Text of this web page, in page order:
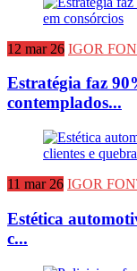
12 mar 26 IGOR
Estratégia faz
contemplados...
11 mar 26 IGOR
Estética
c...